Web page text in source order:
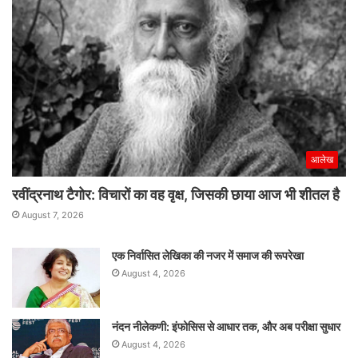
आलेख
रवींद्रनाथ टैगोर: विचारों का वह वृक्ष, जिसकी छाया आज भी शीतल है
August 7, 2026
एक निर्वासित लेखिका की नजर में समाज की रूपरेखा
August 4, 2026
नंदन नीलेकणी: इंफोसिस से आधार तक, और अब परीक्षा सुधार
August 4, 2026